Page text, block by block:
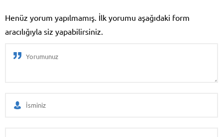
çözümlerden...
Henüz yorum yapılmamış. İlk yorumu aşağıdaki form
aracılığıyla siz yapabilirsiniz.